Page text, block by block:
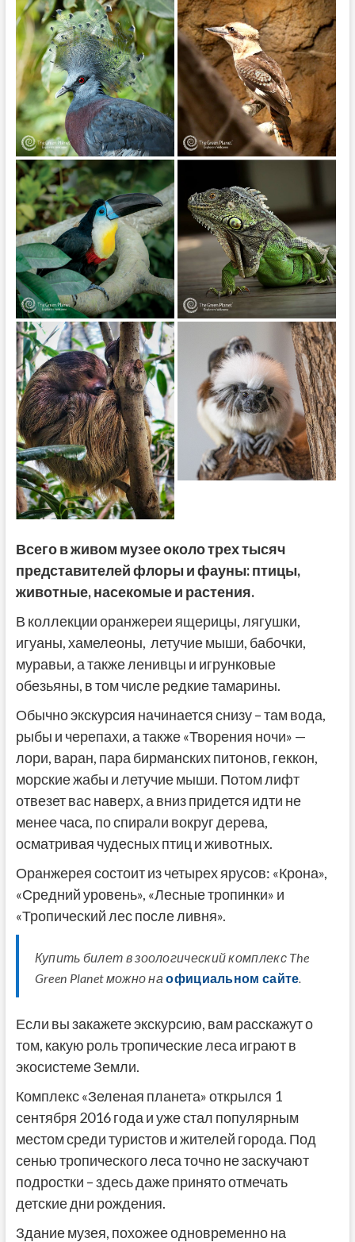
Всего в живом музее около трех тысяч
представителей флоры и фауны: птицы,
животные, насекомые и растения.
В коллекции оранжереи ящерицы, лягушки,
игуаны, хамелеоны, летучие мыши, бабочки,
муравьи, а также ленивцы и игрунковые
обезьяны, в том числе редкие тамарины.
Обычно экскурсия начинается снизу – там вода,
рыбы и черепахи, а также «Творения ночи» —
лори, варан, пара бирманских питонов, геккон,
морские жабы и летучие мыши. Потом лифт
отвезет вас наверх, а вниз придется идти не
менее часа, по спирали вокруг дерева,
осматривая чудесных птиц и животных.
Оранжерея состоит из четырех ярусов: «Крона»,
«Средний уровень», «Лесные тропинки» и
«Тропический лес после ливня».
Купить билет в зоологический комплекс The
Green Planet можно наофициальном сайте
Если вы закажете экскурсию, вам расскажут о
том, какую роль тропические леса играют в
экосистеме Земли.
Комплекс «Зеленая планета» открылся 1
сентября 2016 года и уже стал популярным
местом среди туристов и жителей города. Под
сенью тропического леса точно не заскучают
подростки – здесь даже принято отмечать
детские дни рождения.
Здание музея, похожее одновременно на